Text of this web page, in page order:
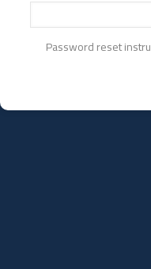
Password reset